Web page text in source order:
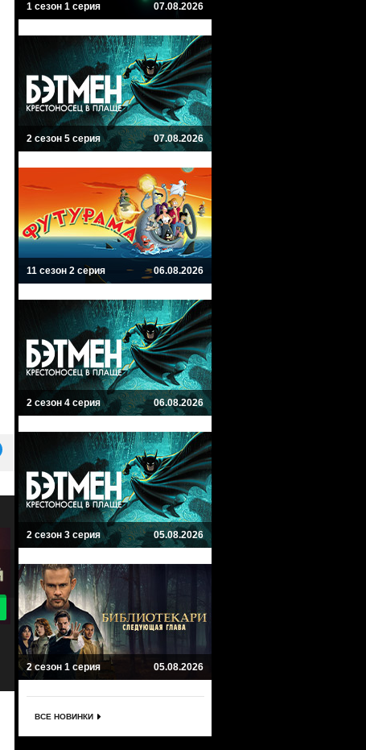
Бледный конь
The Pale Horse
Мистика, Триллер
1 сезон 1 серия 07.08.2026
2 сезон 5 серия 07.08.2026
11 сезон 2 серия 06.08.2026
2 сезон 4 серия 06.08.2026
2 сезон 3 серия 05.08.2026
2 сезон 1 серия 05.08.2026
ВСЕ НОВИНКИ